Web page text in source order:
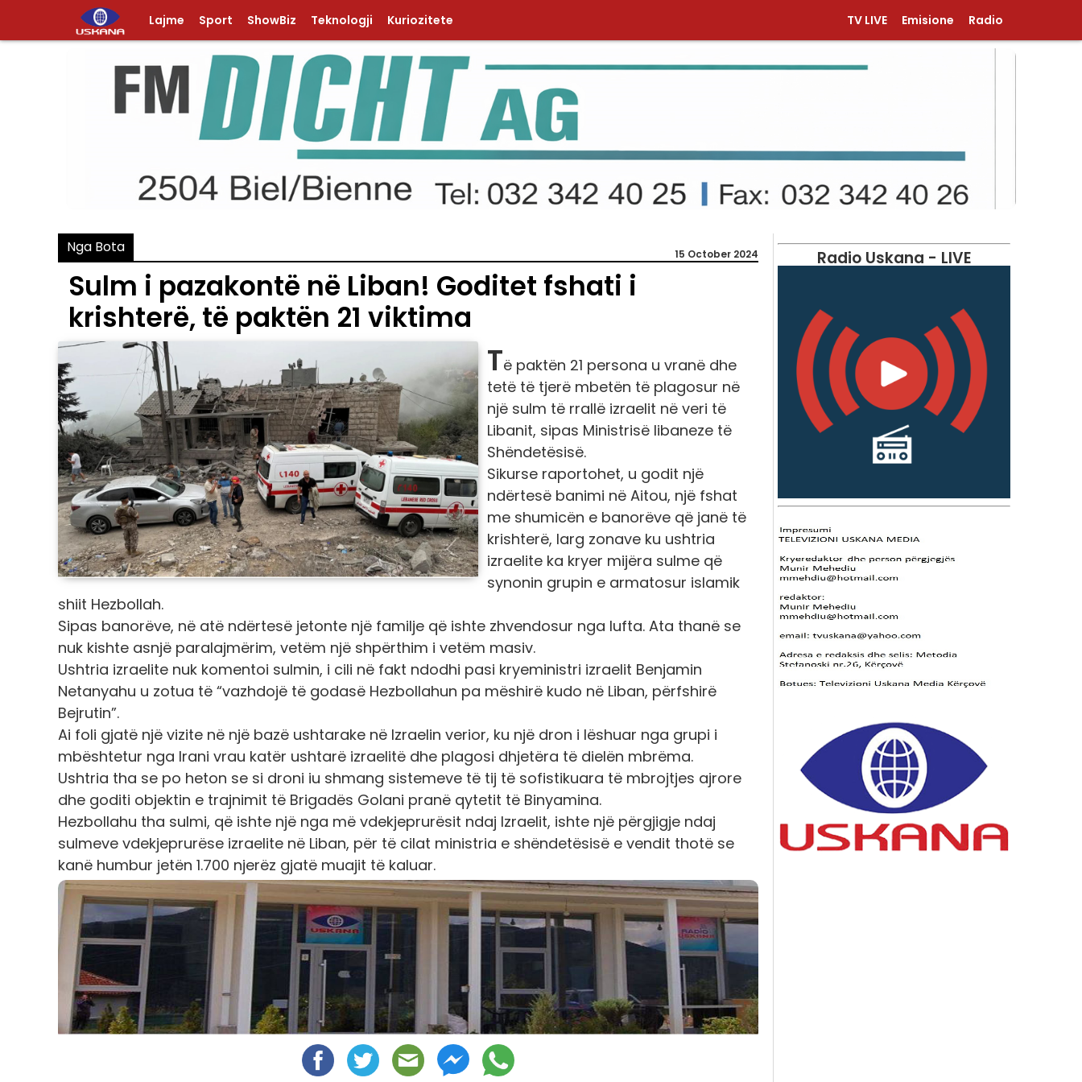
Lajme Sport ShowBiz Teknologji Kuriozitete TV LIVE Emisione Radio
Nga Bota 15 October 2024
Sulm i pazakontë në Liban! Goditet fshati i
krishterë, të paktën 21 viktima
Të paktën 21 persona u vranë dhe
tetë të tjerë mbetën të plagosur në
një sulm të rrallë izraelit në veri të
Libanit, sipas Ministrisë libaneze të
Shëndetësisë.
Sikurse raportohet, u godit një
ndërtesë banimi në Aitou, një fshat
me shumicën e banorëve që janë të
krishterë, larg zonave ku ushtria
izraelite ka kryer mijëra sulme që
synonin grupin e armatosur islamik
shiit Hezbollah.
Sipas banorëve, në atë ndërtesë jetonte një familje që ishte zhvendosur nga lufta. Ata thanë se
nuk kishte asnjë paralajmërim, vetëm një shpërthim i vetëm masiv.
Ushtria izraelite nuk komentoi sulmin, i cili në fakt ndodhi pasi kryeministri izraelit Benjamin
Netanyahu u zotua të “vazhdojë të godasë Hezbollahun pa mëshirë kudo në Liban, përfshirë
Bejrutin”.
Ai foli gjatë një vizite në një bazë ushtarake në Izraelin verior, ku një dron i lëshuar nga grupi i
mbështetur nga Irani vrau katër ushtarë izraelitë dhe plagosi dhjetëra të dielën mbrëma.
Ushtria tha se po heton se si droni iu shmang sistemeve të tij të sofistikuara të mbrojtjes ajrore
dhe goditi objektin e trajnimit të Brigadës Golani pranë qytetit të Binyamina.
Hezbollahu tha sulmi, që ishte një nga më vdekjeprurësit ndaj Izraelit, ishte një përgjigje ndaj
sulmeve vdekjeprurëse izraelite në Liban, për të cilat ministria e shëndetësisë e vendit thotë se
kanë humbur jetën 1.700 njerëz gjatë muajit të kaluar.
Radio Uskana - LIVE